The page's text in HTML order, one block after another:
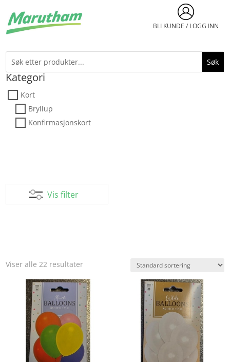
BLI KUNDE / LOGG INN
Kategori
Kort
Bryllup
Konfirmasjonskort
Vis filter
Viser alle 22 resultater